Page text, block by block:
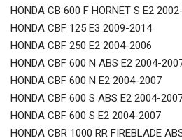
HONDA CB 600 F HORNET S E2
HONDA CBF 125 E3 2009-2014
HONDA CBF 250 E2 2004-2006
HONDA CBF 600 N ABS E2 2004-
HONDA CBF 600 N E2 2004-2007
HONDA CBF 600 S ABS E2 2004-
HONDA CBF 600 S E2 2004-2007
HONDA CBR 1000 RR FIREBLADE